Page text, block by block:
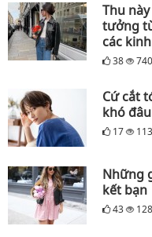
Thu
tưởng
các
38 740
Cứ cắt
khó
17
Những
kết bạn
43